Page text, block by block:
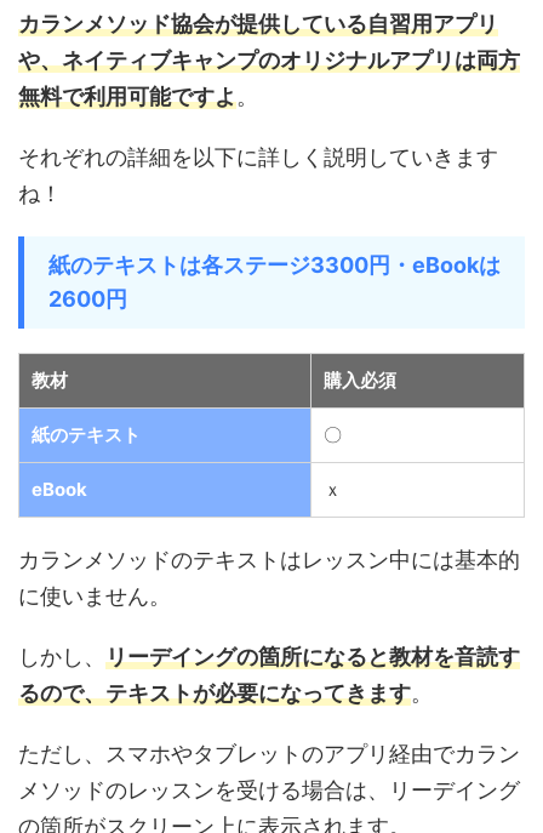
カランメソッド協会が提供している自習用アプリ
や、ネイティブキャンプのオリジナルアプリは両方
無料で利用可能ですよ。
それぞれの詳細を以下に詳しく説明していきます
ね！
紙のテキストは各ステージ3300円・eBookは
2600円
教材 購入必須
紙のテキスト 〇
eBook ｘ
カランメソッドのテキストはレッスン中には基本的
に使いません。
しかし、 リーデイングの箇所になると教材を音読す
るので、テキストが必要になってきます。
ただし、スマホやタブレットのアプリ経由でカラン
メソッドのレッスンを受ける場合は、リーデイング
の箇所がスクリーン上に表示されます。